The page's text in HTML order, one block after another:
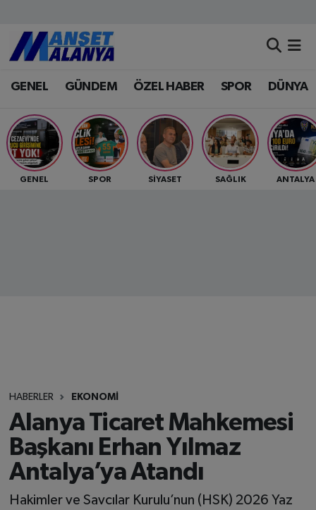
GENEL GÜNDEM ÖZEL HABER SPOR DÜNYA
GENEL SPOR SİYASET SAĞLIK ANTALYA
HABERLER EKONOMİ
Alanya Ticaret Mahkemesi
Başkanı Erhan Yılmaz
Antalya’ya Atandı
Hakimler ve Savcılar Kurulu’nun (HSK) 2026 Yaz
Antalya Nöbetçi Eczaneler
Antalya Hava Durumu
Antalya Namaz Vakitleri
Antalya Trafik Yoğunluk Haritası